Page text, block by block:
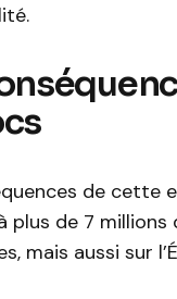
de cette
plus de 7
mais aussi sur